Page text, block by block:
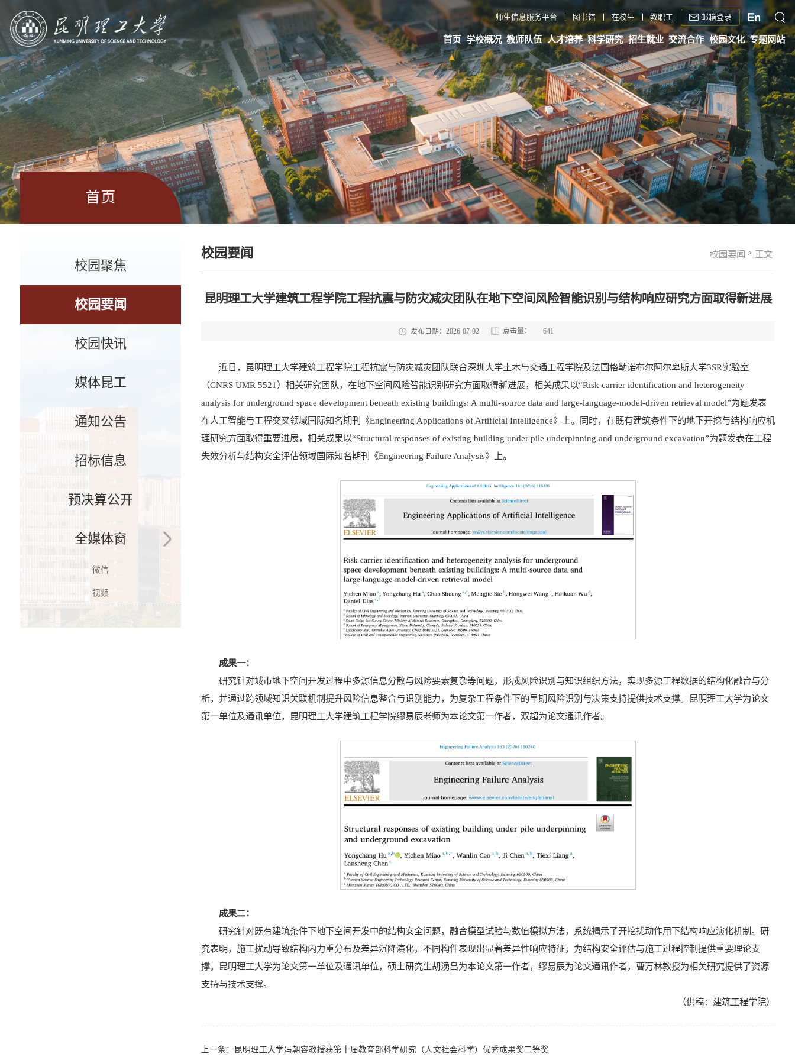
师生信息服务平台 图书馆 在校生 教职工 邮箱登录
首页 学校概况 教师队伍 人才培养 科学研究 招生就业 交流合作 校园文化 专题网站
首页
校园聚焦
校园要闻
校园快讯
媒体昆工
通知公告
招标信息
预决算公开
全媒体窗
微信
视频
校园要闻 > 正文
校园要闻
昆明理工大学建筑工程学院工程抗震与防灾减灾团队在地下空间风险智能识别与结构响应研究方面取得新进展
发布日期：2026-07-02 点击量： 641
近日，昆明理工大学建筑工程学院工程抗震与防灾减灾团队联合深圳大学土木与交通工程学院及法国格勒诺布尔阿尔卑斯大学3SR实验室
（CNRS UMR 5521）相关研究团队，在地下空间风险智能识别研究方面取得新进展，相关成果以“Risk carrier identification and heterogeneity
analysis for underground space development beneath existing buildings: A multi-source data and large-language-model-driven retrieval model”为题发表
在人工智能与工程交叉领域国际知名期刊《Engineering Applications of Artificial Intelligence》上。同时，在既有建筑条件下的地下开挖与结构响应机
理研究方面取得重要进展，相关成果以“Structural responses of existing building under pile underpinning and underground excavation”为题发表在工程
失效分析与结构安全评估领域国际知名期刊《Engineering Failure Analysis》上。
成果一：
研究针对城市地下空间开发过程中多源信息分散与风险要素复杂等问题，形成风险识别与知识组织方法，实现多源工程数据的结构化融合与分
析，并通过跨领域知识关联机制提升风险信息整合与识别能力，为复杂工程条件下的早期风险识别与决策支持提供技术支撑。昆明理工大学为论文
第一单位及通讯单位，昆明理工大学建筑工程学院缪易辰老师为本论文第一作者，双超为论文通讯作者。
成果二：
研究针对既有建筑条件下地下空间开发中的结构安全问题，融合模型试验与数值模拟方法，系统揭示了开挖扰动作用下结构响应演化机制。研
究表明，施工扰动导致结构内力重分布及差异沉降演化，不同构件表现出显著差异性响应特征，为结构安全评估与施工过程控制提供重要理论支
撑。昆明理工大学为论文第一单位及通讯单位，硕士研究生胡湧昌为本论文第一作者，缪易辰为论文通讯作者，曹万林教授为相关研究提供了资源
支持与技术支撑。
（供稿：建筑工程学院）
上一条： 昆明理工大学冯朝睿教授获第十届教育部科学研究（人文社会科学）优秀成果奖二等奖